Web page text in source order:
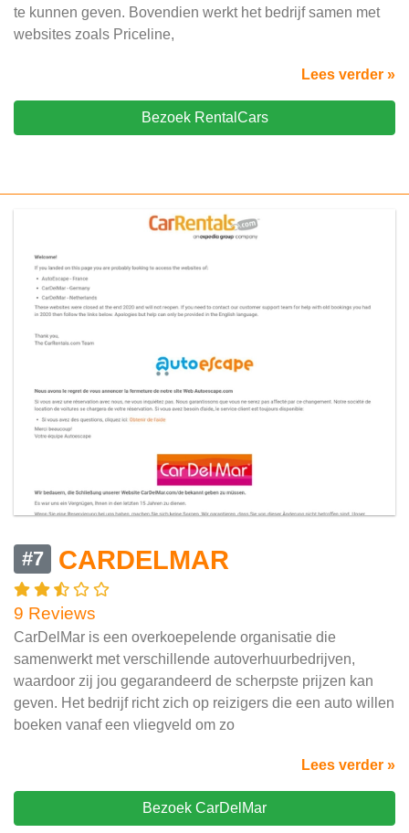
te kunnen geven. Bovendien werkt het bedrijf samen met
websites zoals Priceline,
Lees verder »
Bezoek RentalCars
#7 CARDELMAR
9 Reviews
CarDelMar is een overkoepelende organisatie die
samenwerkt met verschillende autoverhuurbedrijven,
waardoor zij jou gegarandeerd de scherpste prijzen kan
geven. Het bedrijf richt zich op reizigers die een auto willen
boeken vanaf een vliegveld om zo
Lees verder »
Bezoek CarDelMar